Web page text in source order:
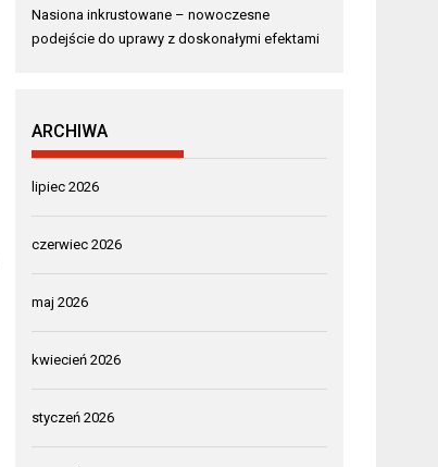
Nasiona inkrustowane – nowoczesne
podejście do uprawy z doskonałymi efektami
ARCHIWA
lipiec 2026
czerwiec 2026
maj 2026
kwiecień 2026
styczeń 2026